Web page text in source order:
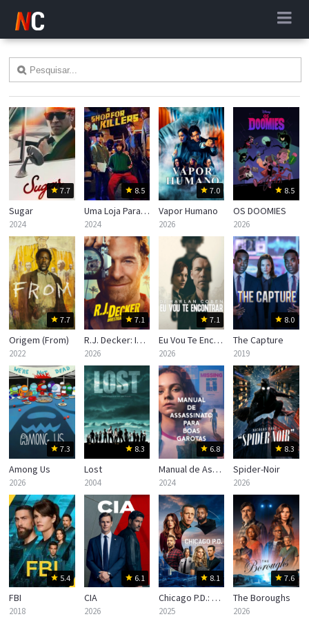
7.7
Sugar
2024
8.5
Uma Loja Para Assassinos
2024
7.0
Vapor Humano
2026
8.5
OS DOOMIES
2026
7.7
Origem (From)
2022
7.1
R.J. Decker: Investigador Privado
2026
7.1
Eu Vou Te Encontrar
2026
8.0
The Capture
2019
7.3
Among Us
2026
8.3
Lost
2004
6.8
Manual de Assassinato para Boas Garotas
2024
8.3
Spider-Noir
2026
5.4
FBI
2018
6.1
CIA
2026
8.1
Chicago P.D.: Distrito 21 — 13.ª Temporada
2025
7.6
The Boroughs
2026